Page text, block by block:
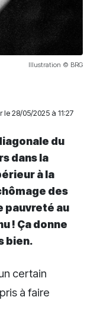
Illustration © BRG
le 28/05/2025 à 11:27
du
dans la
à la
des
pauvreté au
! Ça donne
bien.
certain
à faire